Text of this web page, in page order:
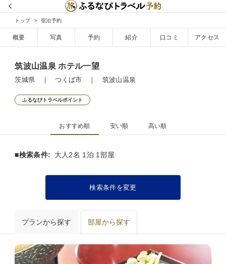
トップ 宿泊予約
概要 写真 予約 紹介 口コミ アクセス
筑波山温泉 ホテル一望
茨城県 ｜ つくば市 ｜ 筑波山温泉
ふるなびトラベルポイント
おすすめ順 安い順 高い順
■検索条件: 大人2名 1泊 1部屋
検索条件を変更
プランから探す 部屋から探す